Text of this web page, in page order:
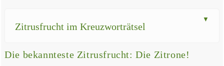
Zitrusfrucht im Kreuzworträtsel
Die bekannteste Zitrusfrucht: Die Zitrone!